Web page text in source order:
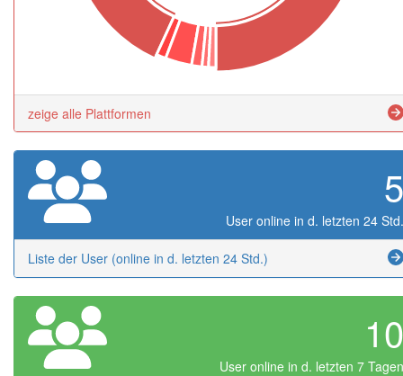
zeige alle Plattformen
5
User online in d. letzten 24 Std.
Liste der User (online in d. letzten 24 Std.)
10
User online in d. letzten 7 Tagen